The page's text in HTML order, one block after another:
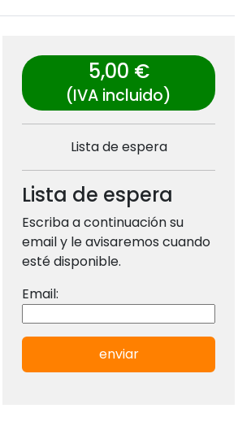
5,00 €
(IVA incluido)
Lista de espera
Lista de espera
Escriba a continuación su
email y le avisaremos cuando
esté disponible.
Email:
enviar